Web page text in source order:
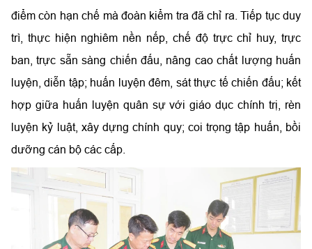
điểm còn hạn chế mà đoàn kiểm tra đã chỉ ra. Tiếp tục duy
trì, thực hiện nghiêm nền nếp, chế độ trực chỉ huy, trực
ban, trực sẵn sàng chiến đấu, nâng cao chất lượng huấn
luyện, diễn tập; huấn luyện đêm, sát thực tế chiến đấu; kết
hợp giữa huấn luyện quân sự với giáo dục chính trị, rèn
luyện kỷ luật, xây dựng chính quy; coi trọng tập huấn, bồi
dưỡng cán bộ các cấp.